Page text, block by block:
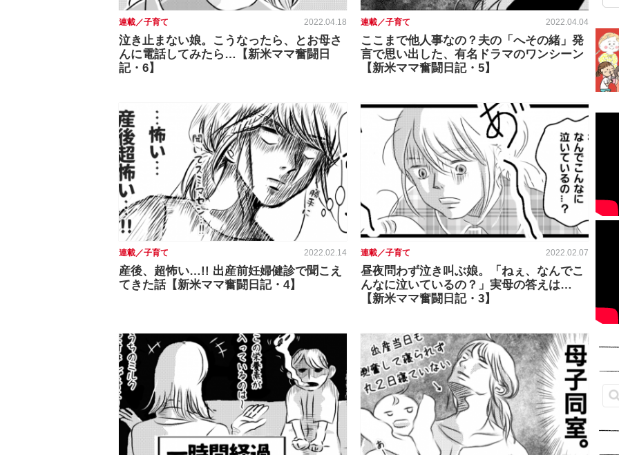
連載／子育て 2022.04.18
泣き止まない娘。こうなったら、とお母さ
んに電話してみたら…【新米ママ奮闘日
記・6】
連載／子育て 2022.04.04
ここまで他人事なの？夫の「へその緒」発
言で思い出した、有名ドラマのワンシーン
【新米ママ奮闘日記・5】
連載／子育て 2022.02.14
産後、超怖い…!! 出産前妊婦健診で聞こえ
てきた話【新米ママ奮闘日記・4】
連載／子育て 2022.02.07
昼夜問わず泣き叫ぶ娘。「ねぇ、なんでこ
んなに泣いているの？」実母の答えは…
【新米ママ奮闘日記・3】